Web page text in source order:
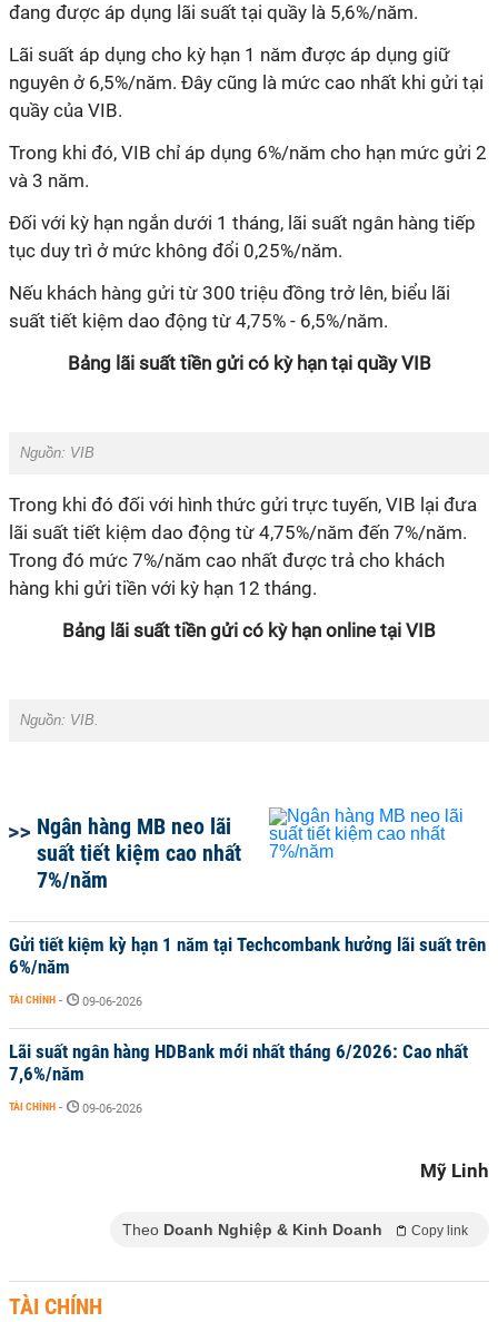
đang được áp dụng lãi suất tại quầy là 5,6%/năm.
Lãi suất áp dụng cho kỳ hạn 1 năm được áp dụng giữ
nguyên ở 6,5%/năm. Đây cũng là mức cao nhất khi gửi tại
quầy của VIB.
Trong khi đó, VIB chỉ áp dụng 6%/năm cho hạn mức gửi 2
và 3 năm.
Đối với kỳ hạn ngắn dưới 1 tháng, lãi suất ngân hàng tiếp
tục duy trì ở mức không đổi 0,25%/năm.
Nếu khách hàng gửi từ 300 triệu đồng trở lên, biểu lãi
suất tiết kiệm dao động từ 4,75% - 6,5%/năm.
Bảng lãi suất tiền gửi có kỳ hạn tại quầy VIB
Nguồn: VIB
Trong khi đó đối với hình thức gửi trực tuyến, VIB lại đưa
lãi suất tiết kiệm dao động từ 4,75%/năm đến 7%/năm.
Trong đó mức 7%/năm cao nhất được trả cho khách
hàng khi gửi tiền với kỳ hạn 12 tháng.
Bảng lãi suất tiền gửi có kỳ hạn online tại VIB
Nguồn: VIB.
Ngân hàng MB neo lãi
suất tiết kiệm cao nhất
7%/năm
Gửi tiết kiệm kỳ hạn 1 năm tại Techcombank hưởng lãi suất trên
6%/năm
TÀI CHÍNH - 09-06-2026
Lãi suất ngân hàng HDBank mới nhất tháng 6/2026: Cao nhất
7,6%/năm
TÀI CHÍNH - 09-06-2026
Mỹ Linh
Theo Doanh Nghiệp & Kinh Doanh Copy link
TÀI CHÍNH